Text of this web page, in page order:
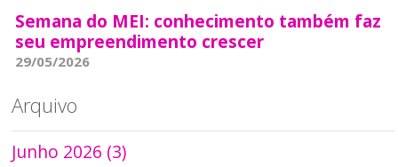
Semana do MEI: conhecimento também faz
seu empreendimento crescer
29/05/2026
Arquivo
Junho 2026 (3)